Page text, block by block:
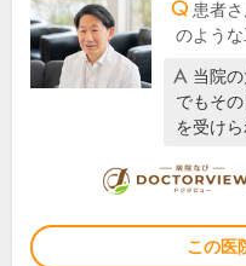
患者
のよう
当院
でもそ
を受け
この医